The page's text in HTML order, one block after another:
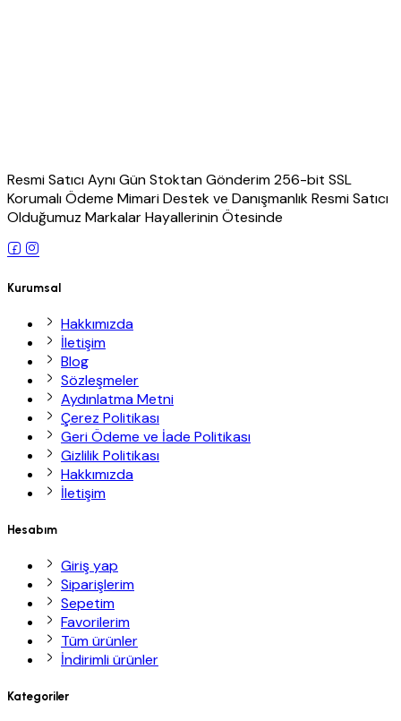
Resmi Satıcı Aynı Gün Stoktan Gönderim 256-bit SSL
Korumalı Ödeme Mimari Destek ve Danışmanlık Resmi Satıcı
Olduğumuz Markalar Hayallerinin Ötesinde
Kurumsal
Hakkımızda
İletişim
Blog
Sözleşmeler
Aydınlatma Metni
Çerez Politikası
Geri Ödeme ve İade Politikası
Gizlilik Politikası
Hakkımızda
İletişim
Hesabım
Giriş yap
Siparişlerim
Sepetim
Favorilerim
Tüm ürünler
İndirimli ürünler
Kategoriler